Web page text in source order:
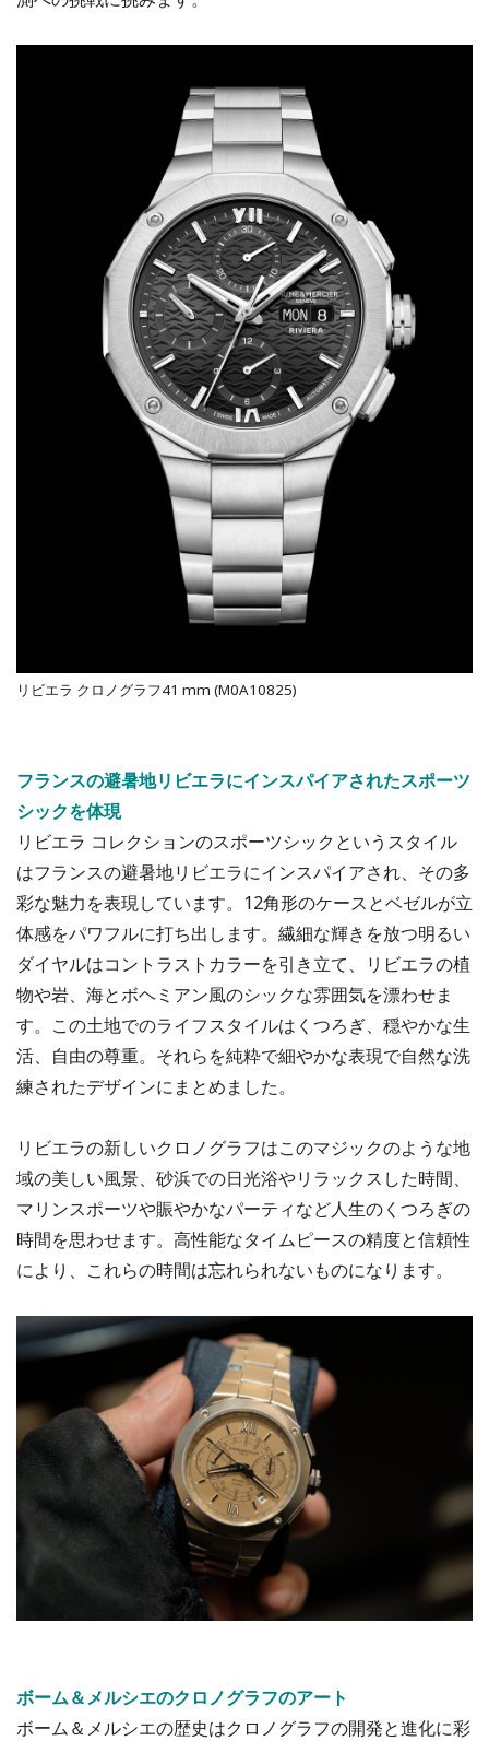
リビエラ クロノグラフ41 mm (M0A10825)
フランスの避暑地リビエラにインスパイアされたスポーツ
シックを体現
リビエラ コレクションのスポーツシックというスタイル
はフランスの避暑地リビエラにインスパイアされ、その多
彩な魅力を表現しています。12角形のケースとベゼルが立
体感をパワフルに打ち出します。繊細な輝きを放つ明るい
ダイヤルはコントラストカラーを引き立て、リビエラの植
物や岩、海とボヘミアン風のシックな雰囲気を漂わせま
す。この土地でのライフスタイルはくつろぎ、穏やかな生
活、自由の尊重。それらを純粋で細やかな表現で自然な洗
練されたデザインにまとめました。
リビエラの新しいクロノグラフはこのマジックのような地
域の美しい風景、砂浜での日光浴やリラックスした時間、
マリンスポーツや賑やかなパーティなど人生のくつろぎの
時間を思わせます。高性能なタイムピースの精度と信頼性
により、これらの時間は忘れられないものになります。
ボーム＆メルシエのクロノグラフのアート
ボーム＆メルシエの歴史はクロノグラフの開発と進化に彩